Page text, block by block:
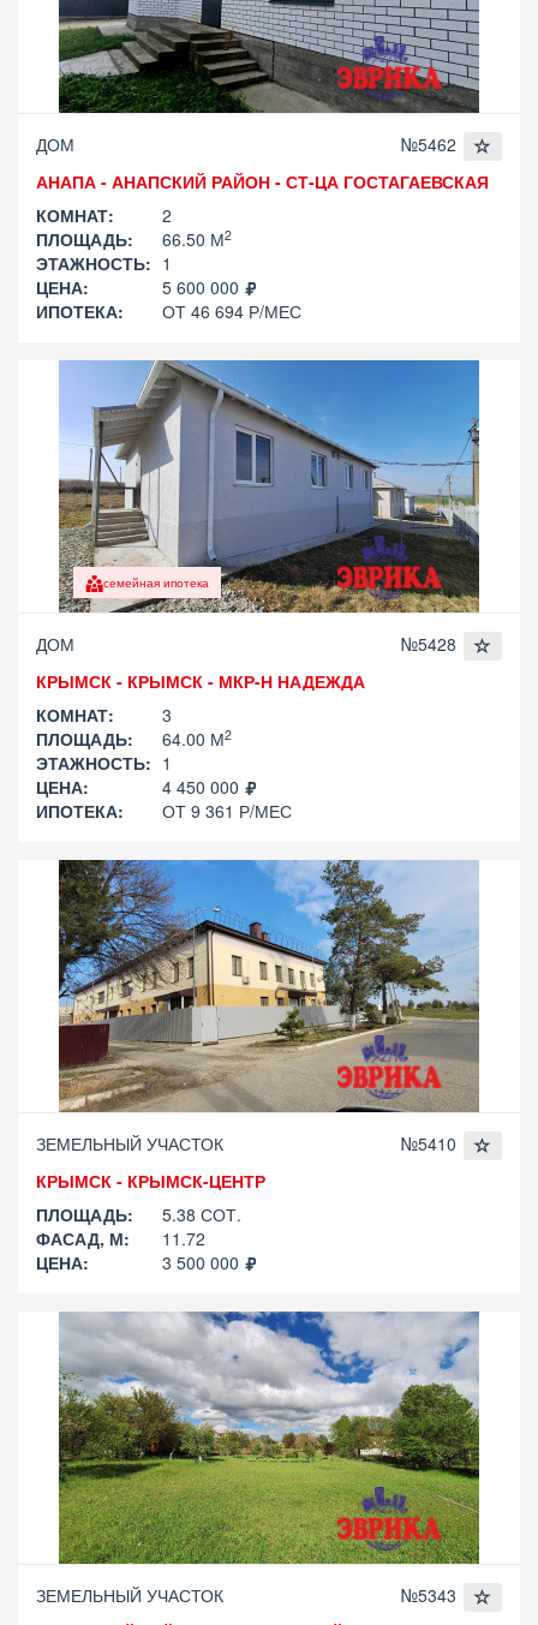
ДОМ
№5462
АНАПА - АНАПСКИЙ РАЙОН - СТ-ЦА ГОСТАГАЕВСКАЯ
КОМНАТ:
2
ПЛОЩАДЬ:
66.50 М2
ЭТАЖНОСТЬ: 1
ЦЕНА:
5 600 000
ИПОТЕКА:
ОТ 46 694 Р/МЕС
семейная ипотека
ДОМ
№5428
КРЫМСК - КРЫМСК - МКР-Н НАДЕЖДА
КОМНАТ:
3
ПЛОЩАДЬ:
64.00 М2
ЭТАЖНОСТЬ: 1
ЦЕНА:
4 450 000
ИПОТЕКА:
ОТ 9 361 Р/МЕС
ЗЕМЕЛЬНЫЙ УЧАСТОК
№5410
КРЫМСК - КРЫМСК-ЦЕНТР
ПЛОЩАДЬ:
5.38 СОТ.
ФАСАД, М:
11.72
ЦЕНА:
3 500 000
ЗЕМЕЛЬНЫЙ УЧАСТОК
№5343